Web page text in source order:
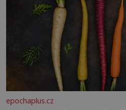
epochaplus.cz